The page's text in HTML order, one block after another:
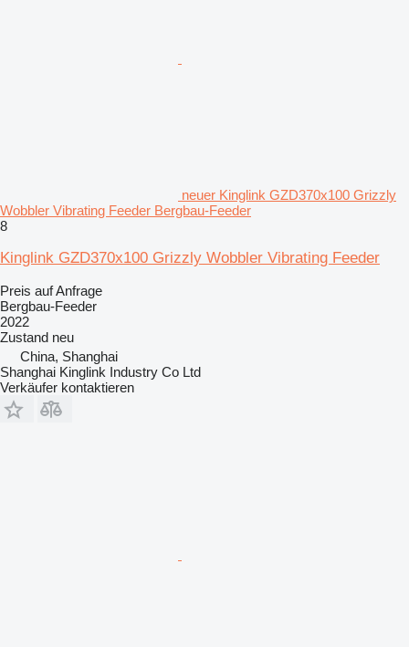
neuer Kinglink GZD370x100 Grizzly
Wobbler Vibrating Feeder Bergbau-Feeder
8
Kinglink GZD370x100 Grizzly Wobbler Vibrating Feeder
Preis auf Anfrage
Bergbau-Feeder
2022
Zustand neu
China, Shanghai
Shanghai Kinglink Industry Co Ltd
Verkäufer kontaktieren